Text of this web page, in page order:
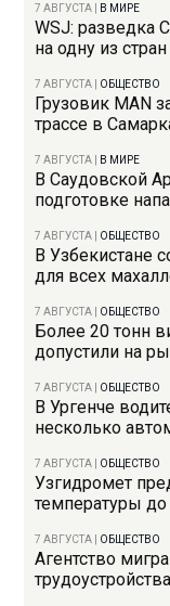
7 АВГУСТА В МИРЕ
WSJ: разведка
на одну из
7 АВГУСТА ОБЩЕСТВО
Грузовик MAN
трассе в
7 АВГУСТА В МИРЕ
В Саудовской
подготовке
7 АВГУСТА ОБЩЕСТВО
В Узбекистане
для всех
7 АВГУСТА ОБЩЕСТВО
Более 20 тонн
допустили на
7 АВГУСТА ОБЩЕСТВО
В Ургенче
несколько
7 АВГУСТА ОБЩЕСТВО
Узгидромет
температуры
7 АВГУСТА ОБЩЕСТВО
Агентство